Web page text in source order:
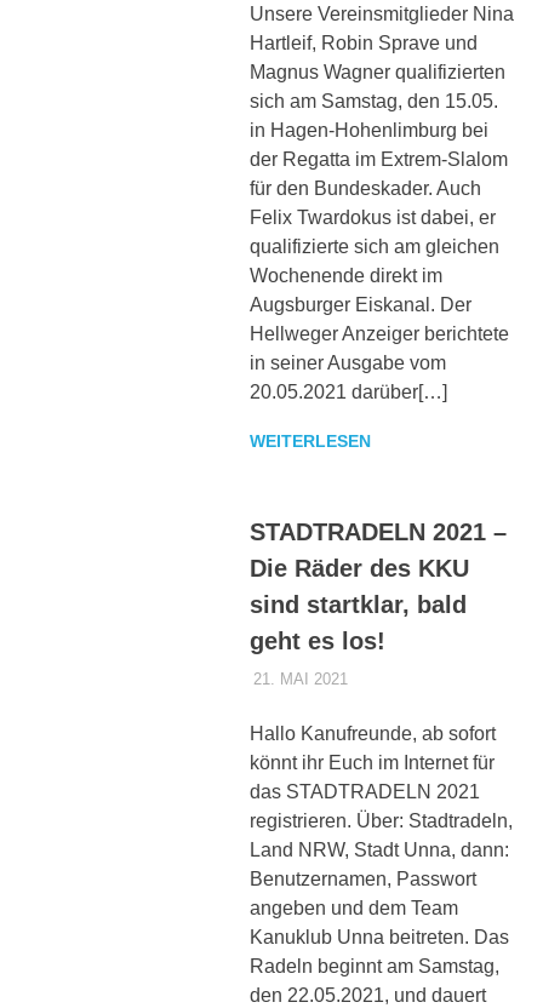
Unsere Vereinsmitglieder Nina
Hartleif, Robin Sprave und
Magnus Wagner qualifizierten
sich am Samstag, den 15.05.
in Hagen-Hohenlimburg bei
der Regatta im Extrem-Slalom
für den Bundeskader. Auch
Felix Twardokus ist dabei, er
qualifizierte sich am gleichen
Wochenende direkt im
Augsburger Eiskanal. Der
Hellweger Anzeiger berichtete
in seiner Ausgabe vom
20.05.2021 darüber[…]
WEITERLESEN
STADTRADELN 2021 –
Die Räder des KKU
sind startklar, bald
geht es los!
21. MAI 2021
Hallo Kanufreunde, ab sofort
könnt ihr Euch im Internet für
das STADTRADELN 2021
registrieren. Über: Stadtradeln,
Land NRW, Stadt Unna, dann:
Benutzernamen, Passwort
angeben und dem Team
Kanuklub Unna beitreten. Das
Radeln beginnt am Samstag,
den 22.05.2021, und dauert